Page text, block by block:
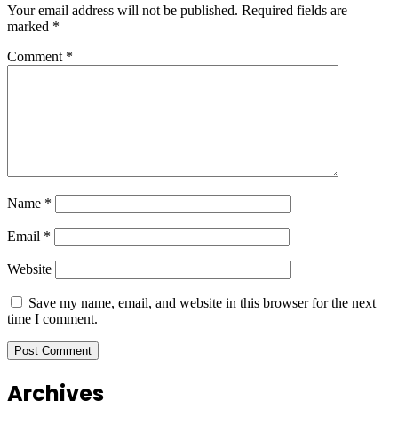
Your email address will not be published. Required fields are
marked *
Comment *
Name *
Email *
Website
Save my name, email, and website in this browser for the next
time I comment.
Archives